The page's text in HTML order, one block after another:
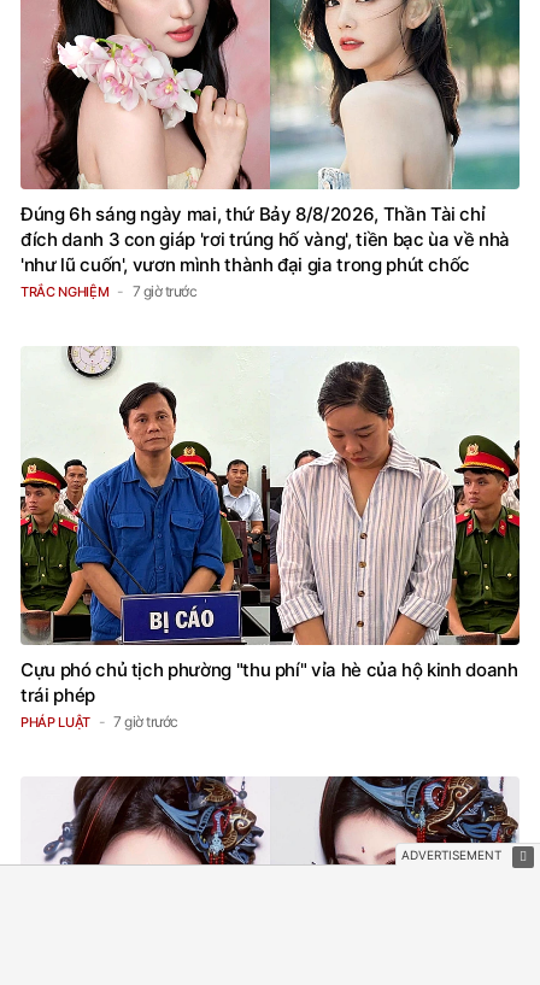
Đúng 6h sáng ngày mai, thứ Bảy 8/8/2026, Thần Tài chỉ
đích danh 3 con giáp 'rơi trúng hố vàng', tiền bạc ùa về nhà
'như lũ cuốn', vươn mình thành đại gia trong phút chốc
TRẮC NGHIỆM 7 giờ trước
Cựu phó chủ tịch phường "thu phí" vỉa hè của hộ kinh doanh
trái phép
PHÁP LUẬT